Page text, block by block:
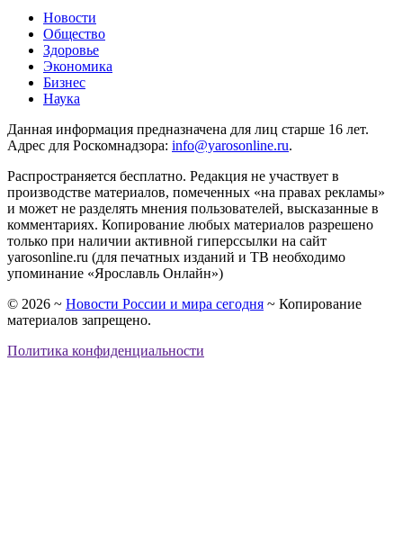
Новости
Общество
Здоровье
Экономика
Бизнес
Наука
Данная информация предназначена для лиц старше 16 лет.
Адрес для Роскомнадзора: info@yarosonline.ru.
Распространяется бесплатно. Редакция не участвует в
производстве материалов, помеченных «на правах рекламы»
и может не разделять мнения пользователей, высказанные в
комментариях. Копирование любых материалов разрешено
только при наличии активной гиперссылки на сайт
yarosonline.ru (для печатных изданий и ТВ необходимо
упоминание «Ярославль Онлайн»)
© 2026 ~ Новости России и мира сегодня ~ Копирование
материалов запрещено.
Политика конфиденциальности